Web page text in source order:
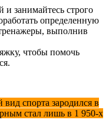
и занимайтесь строго
опреде­ленную
выполнив
чтобы помочь
спорта зародился в
стал лишь в 1 950-х